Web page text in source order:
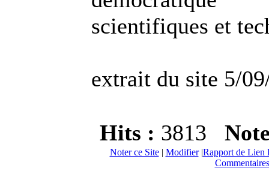
scientifiques et
extrait du site 5/
Hits : 3813
Noter ce Site| Modifier|Rapport de Lien